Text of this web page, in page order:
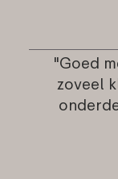
"Goed
zoveel